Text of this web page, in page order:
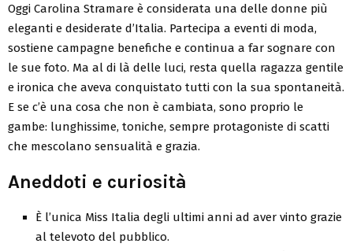
Oggi Carolina Stramare è considerata una delle donne più
eleganti e desiderate d’Italia. Partecipa a eventi di moda,
sostiene campagne benefiche e continua a far sognare con
le sue foto. Ma al di là delle luci, resta quella ragazza gentile
e ironica che aveva conquistato tutti con la sua spontaneità.
E se c’è una cosa che non è cambiata, sono proprio le
gambe: lunghissime, toniche, sempre protagoniste di scatti
che mescolano sensualità e grazia.
Aneddoti e curiosità
È l’unica Miss Italia degli ultimi anni ad aver vinto grazie
al televoto del pubblico.